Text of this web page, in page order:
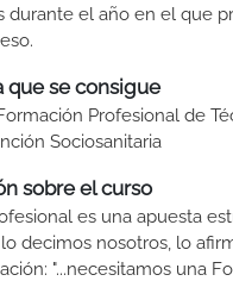
durante el año en el que
se consigue
Profesional de
Sociosanitaria
sobre el curso
es una apuesta
decimos nosotros, lo
"...necesitamos una